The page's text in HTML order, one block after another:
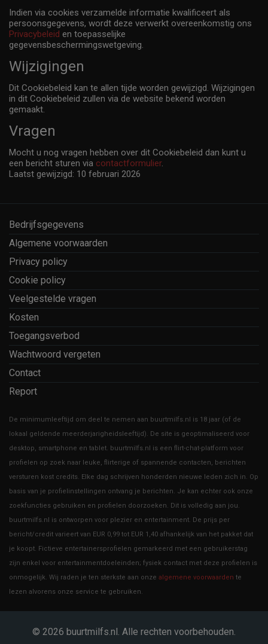
Indien via cookies verzamelde informatie kwalificeert als
persoonsgegevens, wordt deze verwerkt overeenkomstig ons
Privacybeleid en toepasselijke
gegevensbeschermingswetgeving.
Wijzigingen
Dit Cookiebeleid kan te allen tijde worden gewijzigd. Wijzigingen
in dit Cookiebeleid zullen via de website bekend worden
gemaakt.
Vragen
Mocht u nog vragen hebben over dit Cookiebeleid dan kunt u
een bericht sturen via contactformulier.
Laatst gewijzigd: 10 februari 2026
Bedrijfsgegevens
Algemene voorwaarden
Privacy policy
Cookie policy
Veelgestelde vragen
Kosten
Toegangsverbod
Wachtwoord vergeten
Contact
Report
De minimumleeftijd om deel te nemen aan buurtmilfs.nl is 18 jaar (of de
lokaal geldende meerderjarigheidsleeftijd). De site is geoptimaliseerd voor
desktop, smartphone en tablet. buurtmilfs.nl is een flirt-chat-platform voor
profielen op zoek naar leuke, flirterige of spannende contacten, berichten
versturen kost credits. Elke dag schrijven honderden nieuwe leden zich in. Op
basis van je profielinstellingen ontvang je berichten. Je kan echter ook onze
zoekfuncties gebruiken en profielen doorzoeken. Dit is volledig aan jou.
buurtmilfs.nl is ontworpen voor plezier en entertainment. De prijs per
bericht/credit varieert van EUR 0,99 tot EUR 1,40 afhankelijk van het pakket dat
je koopt. Fictieve entertainersprofielen gemarkeerd met een gebruikerstag
zijn enkel voor entertainmentdoeleinden; fysiek contact met deze profielen is
onmogelijk. Wij raden je ten sterkste aan onze algemene voorwaarden te
lezen alvorens onze service te gebruiken.
© 2026 buurtmilfs.nl. Alle rechten voorbehouden.